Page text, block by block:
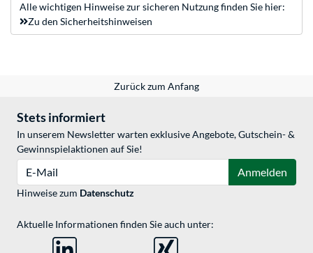
Alle wichtigen Hinweise zur sicheren Nutzung finden Sie hier:
Zu den Sicherheitshinweisen
Zurück zum Anfang
Stets informiert
In unserem Newsletter warten exklusive Angebote, Gutschein- &
Gewinnspielaktionen auf Sie!
Anmelden
Hinweise zum Datenschutz
Aktuelle Informationen finden Sie auch unter: